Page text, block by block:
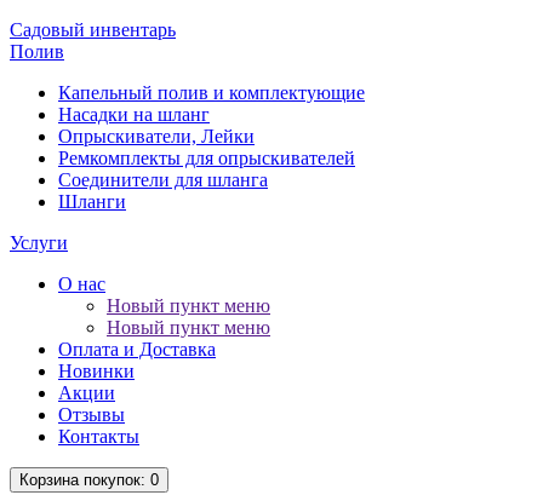
Садовый инвентарь
Полив
Капельный полив и комплектующие
Насадки на шланг
Опрыскиватели, Лейки
Ремкомплекты для опрыскивателей
Соединители для шланга
Шланги
Услуги
О нас
Новый пункт меню
Новый пункт меню
Оплата и Доставка
Новинки
Акции
Отзывы
Контакты
Корзина покупок: 0